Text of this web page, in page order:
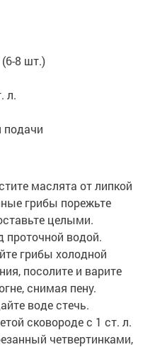
8 шт.)
л.
подачи
маслята от липкой
грибы порежьте
целыми.
проточной водой.
грибы холодной
посолите и варите
снимая пену.
воде стечь.
сковороде с 1 ст. л.
четвертинками,